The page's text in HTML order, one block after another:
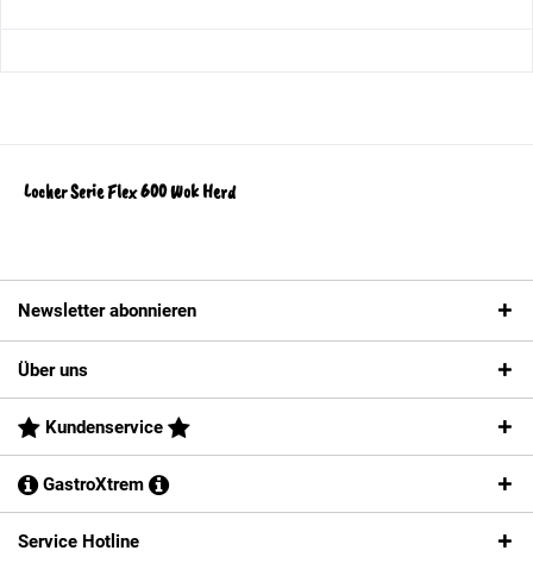
Locher Serie Flex 600 Wok Herd
Newsletter abonnieren
Über uns
Kundenservice
GastroXtrem
Service Hotline